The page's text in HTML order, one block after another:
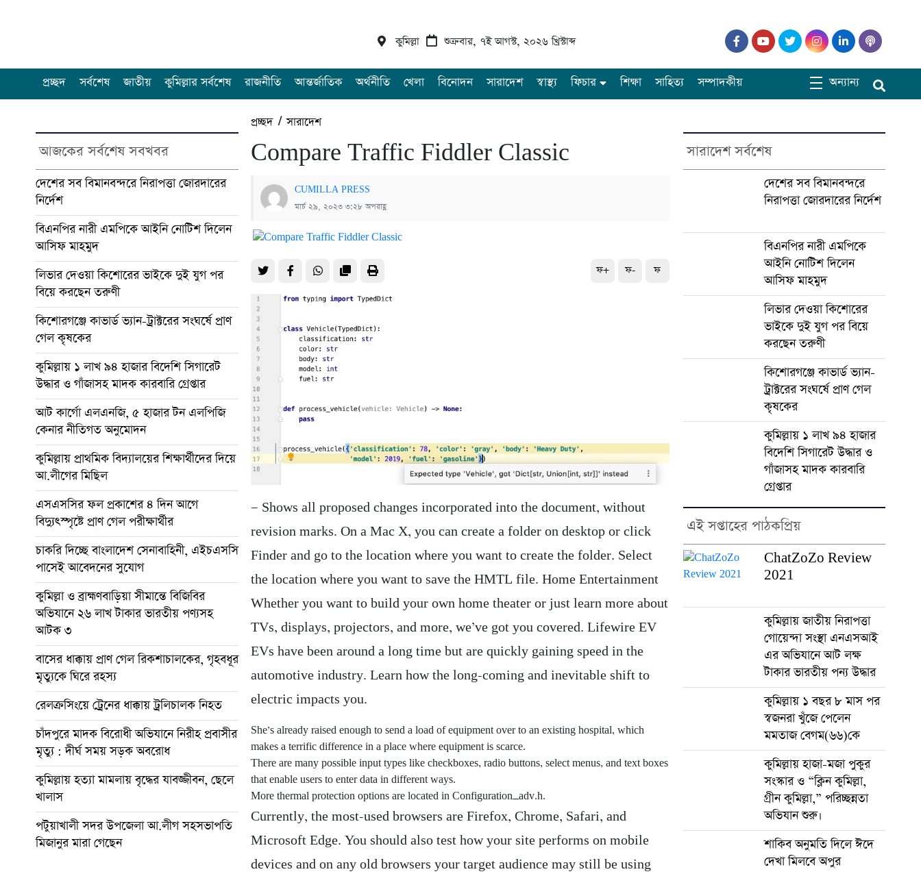
কুমিল্লা শুক্রবার, ৭ই আগস্ট, ২০২৬ খ্রিস্টাব্দ
প্রচ্ছদ সর্বশেষ জাতীয় কুমিল্লার সর্বশেষ রাজনীতি আন্তর্জাতিক অর্থনীতি খেলা বিনোদন সারাদেশ স্বাস্থ্য ফিচার শিক্ষা সাহিত্য সম্পাদকীয় অন্যান্য
আজকের সর্বশেষ সবখবর
দেশের সব বিমানবন্দরে নিরাপত্তা জোরদারের
নির্দেশ
বিএনপির নারী এমপিকে আইনি নোটিশ দিলেন
আসিফ মাহমুদ
লিভার দেওয়া কিশোরের ভাইকে দুই যুগ পর
বিয়ে করছেন তরুণী
কিশোরগঞ্জে কাভার্ড ভ্যান-ট্রাক্টরের সংঘর্ষে প্রাণ
গেল কৃষকের
কুমিল্লায় ১ লাখ ৯৪ হাজার বিদেশি সিগারেট
উদ্ধার ও গাঁজাসহ মাদক কারবারি গ্রেপ্তার
আট কার্গো এলএনজি, ৫ হাজার টন এলপিজি
কেনার নীতিগত অনুমোদন
কুমিল্লায় প্রাথমিক বিদ্যালয়ের শিক্ষার্থীদের দিয়ে
আ.লীগের মিছিল
এসএসসির ফল প্রকাশের ৪ দিন আগে
বিদ্যুৎস্পৃষ্টে প্রাণ গেল পরীক্ষার্থীর
চাকরি দিচ্ছে বাংলাদেশ সেনাবাহিনী, এইচএসসি
পাসেই আবেদনের সুযোগ
কুমিল্লা ও ব্রাহ্মণবাড়িয়া সীমান্তে বিজিবির
অভিযানে ২৬ লাখ টাকার ভারতীয় পণ্যসহ
আটক ৩
বাসের ধাক্কায় প্রাণ গেল রিকশাচালকের, গৃহবধূর
মৃত্যুকে ঘিরে রহস্য
রেলক্রসিংয়ে ট্রেনের ধাক্কায় ট্রলিচালক নিহত
চাঁদপুরে মাদক বিরোধী অভিযানে নিরীহ প্রবাসীর
মৃত্যু : দীর্ঘ সময় সড়ক অবরোধ
কুমিল্লায় হত্যা মামলায় বৃদ্ধের যাবজ্জীবন, ছেলে
খালাস
পটুয়াখালী সদর উপজেলা আ.লীগ সহসভাপতি
মিজানুর মারা গেছেন
প্রচ্ছদ/সারাদেশ
Compare Traffic Fiddler Classic
CUMILLA PRESS
মার্চ ২৯, ২০২৩ ৩:২৮ অপরাহ্ণ
ফ+ ফ- ফ
— Shows all proposed changes incorporated into the document, without
revision marks. On a Mac X, you can create a folder on desktop or click
Finder and go to the location where you want to create the folder. Select
the location where you want to save the HMTL file. Home Entertainment
Whether you want to build your own home theater or just learn more about
TVs, displays, projectors, and more, we’ve got you covered. Lifewire EV
EVs have been around a long time but are quickly gaining speed in the
automotive industry. Learn how the long-coming and inevitable shift to
electric impacts you.
She’s already raised enough to send a load of equipment over to an existing hospital, which
makes a terrific difference in a place where equipment is scarce.
There are many possible input types like checkboxes, radio buttons, select menus, and text boxes
that enable users to enter data in different ways.
More thermal protection options are located in Configuration_adv.h.
Currently, the most-used browsers are Firefox, Chrome, Safari, and
Microsoft Edge. You should also test how your site performs on mobile
devices and on any old browsers your target audience may still be using
সারাদেশ সর্বশেষ
দেশের সব বিমানবন্দরে
নিরাপত্তা জোরদারের নির্দেশ
বিএনপির নারী এমপিকে
আইনি নোটিশ দিলেন
আসিফ মাহমুদ
লিভার দেওয়া কিশোরের
ভাইকে দুই যুগ পর বিয়ে
করছেন তরুণী
কিশোরগঞ্জে কাভার্ড ভ্যান-
ট্রাক্টরের সংঘর্ষে প্রাণ গেল
কৃষকের
কুমিল্লায় ১ লাখ ৯৪ হাজার
বিদেশি সিগারেট উদ্ধার ও
গাঁজাসহ মাদক কারবারি
গ্রেপ্তার
এই সপ্তাহের পাঠকপ্রিয়
ChatZoZo Review
2021
কুমিল্লায় জাতীয় নিরাপত্তা
গোয়েন্দা সংস্থা এনএসআই
এর অভিযানে আট লক্ষ
টাকার ভারতীয় পন্য উদ্ধার
কুমিল্লায় ১ বছর ৮ মাস পর
স্বজনরা খুঁজে পেলেন
মমতাজ বেগম(৬৬)কে
কুমিল্লায় হাজা-মজা পুকুর
সংস্কার ও “ক্লিন কুমিল্লা,
গ্রীন কুমিল্লা,” পরিচ্ছন্নতা
অভিযান শুরু।
শাকিব অনুমতি দিলে ঈদে
দেখা মিলবে অপুর